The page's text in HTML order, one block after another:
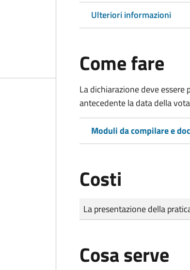
Ulteriori informazioni
Come fare
La dichiarazione deve
antecedente la data della
Moduli da compilare e
Costi
Tipo di pagamento
Importo
La presentazione della
Cosa serve